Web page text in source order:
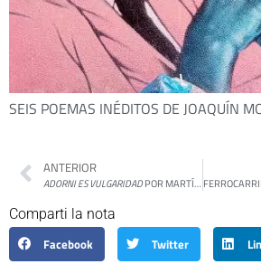
SEIS POEMAS INÉDITOS DE JOAQUÍN
ANTERIOR
ADORNI ES VULGARIDADPOR MARTÍN GAMBAROTTA
Comparti la nota
Facebook
Twitter